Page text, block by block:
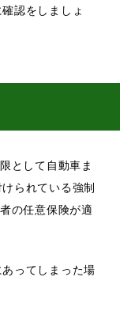
認をしましょ
として自動車ま
られている強制
の任意保険が適
ってしまった場